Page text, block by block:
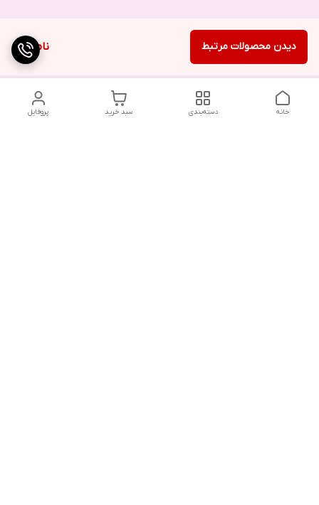
ناموجود دیدن محصولات مرتبط
پروفایل سبد خرید دسته‌بندی خانه